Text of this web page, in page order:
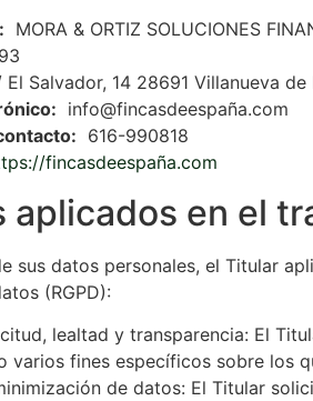
MORA & ORTIZ SOLUCIONES
El Salvador, 14 28691 Villanueva
info@fincasdeespaña.com
616-990818
fincasdeespaña.com
aplicados en el
sus datos personales, el Titular
(RGPD):
lealtad y transparencia: El
varios fines específicos sobre los
de datos: El Titular